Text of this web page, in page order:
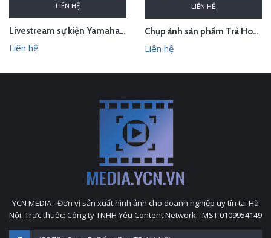
LIÊN HỆ
Livestream sự kiện Yamaha - lễ bốc thăm chuyến du lịch Nhật Bản 100 triệu - Hà Nội
Liên hệ
LIÊN HỆ
Chụp ảnh sản phẩm Trà Hoa Vàng - Kim Hoa Trà tại studio Hà Nội
Liên hệ
YCN MEDIA - Đơn vị sản xuất hình ảnh cho doanh nghiệp uy tín tại Hà
Nội. Trực thuộc: Công ty TNHH Yêu Content Network - MST 0109954149